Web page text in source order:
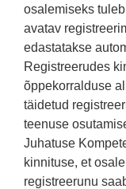
osalemiseks
avatav
edastatakse
Registreerudes
õppekorralduse
täidetud
teenuse
Juhatuse
kinnituse, et
registreerunu